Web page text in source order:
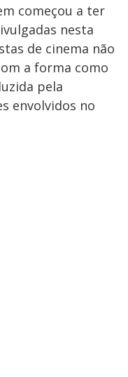
começou a ter
nesta
de cinema não
a forma como
pela
envolvidos no